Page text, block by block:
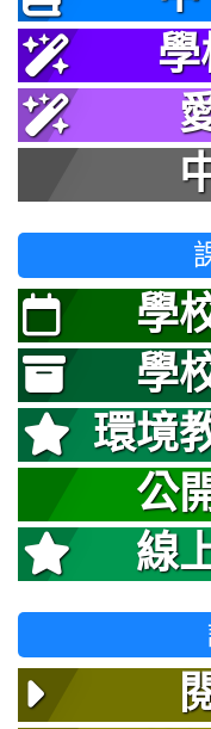
學
學
環境
公
線